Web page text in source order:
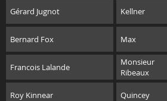
Gérard Jugnot Kellner
Bernard Fox Max
Francois Lalande
Monsieur
Ribeaux
Roy Kinnear Quincey